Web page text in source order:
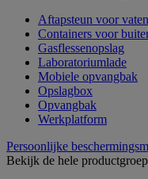
Aftapsteun voor vaten
Containers voor
Gasflessenopslag
Laboratoriumlade
Mobiele opvangbak
Opslagbox
Opvangbak
Werkplatform
Persoonlijke
Bekijk de hele productgroep